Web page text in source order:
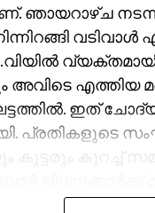
ഞായറാഴ്ച
എത്തിയ
ഇത്
പ്രതികളുടെ
കൂട്ടരും കുറച്ച്
വരെ